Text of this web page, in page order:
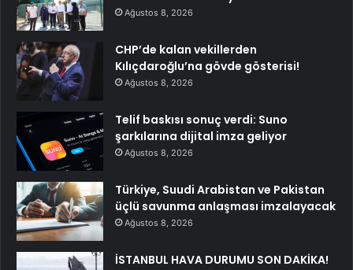
Ağustos 8, 2026
CHP’de kalan vekillerden
Kılıçdaroğlu’na gövde gösterisi!
Ağustos 8, 2026
Telif baskısı sonuç verdi: Suno
şarkılarına dijital imza geliyor
Ağustos 8, 2026
Türkiye, Suudi Arabistan ve Pakistan
üçlü savunma anlaşması imzalayacak
Ağustos 8, 2026
İSTANBUL HAVA DURUMU SON DAKİKA!